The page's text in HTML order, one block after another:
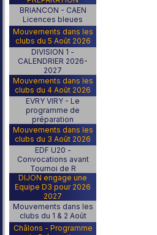
BRIANCON - CAEN
Licences bleues
Mouvements dans les
clubs du 5 Août 2026
DIVISION 1 -
CALENDRIER 2026-
2027
Mouvements dans les
clubs du 4 Août 2026
EVRY VIRY - Le
programme de
préparation
Mouvements dans les
clubs du 3 Août 2026
EDF U20 -
Convocations avant
Tournoi de R
DIJON engage une
Equipe D3 pour 2026
2027
Mouvements dans les
clubs du 1 & 2 Août
Châlons - Programme